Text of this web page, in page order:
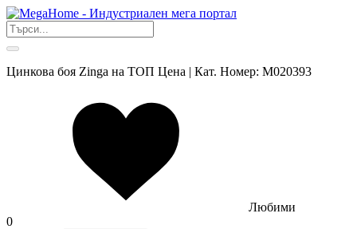
Цинкова боя Zinga на ТОП Цена | Кат. Номер: M020393
Любими
0